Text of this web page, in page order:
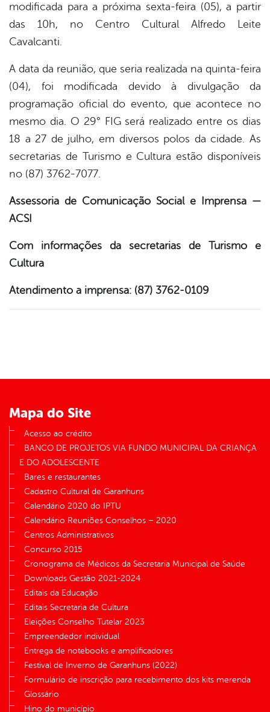
modificada para a próxima sexta-feira (05), a partir
das 10h, no Centro Cultural Alfredo Leite
Cavalcanti.
A data da reunião, que seria realizada na quinta-feira
(04), foi modificada devido à divulgação da
programação oficial do evento, que acontece no
mesmo dia. O 29° FIG será realizado entre os dias
18 a 27 de julho, em diversos polos da cidade. As
secretarias de Turismo e Cultura estão disponíveis
no (87) 3762-7077. ​
Assessoria de Comunicação Social e Imprensa —
ACSI
Com informações da secretarias de Turismo e
Cultura
Atendimento a imprensa: (87) 3762-0109
Mapa do Site
Acesso ao crédito
BANCO DE PROJETOS VIA FUNDO MUNICIPAL DA CRIANÇA
E DO ADOLESCENTE
Bares e restaurantes
Cadastro Cultural de Garanhuns
Calendário 2020 do IPTU
Calendário Reuniões Conselhos – 2020
Centros Administrativos
Concurso 2015
Cronograma de Médicos da Secretaria Municipal de Saúde
Downloads Gestão 2021-2024
Editais da Educação
Editais Secretaria de Cultura
Eleições Conselho Tutelar 2023
Empreendedor individual
Entrega de notebooks e amplificadores
Festival de Inverno de Garanhuns (2022)
Formulário de inscrição para recebimento dos kits merenda
Glossário
Hino do município